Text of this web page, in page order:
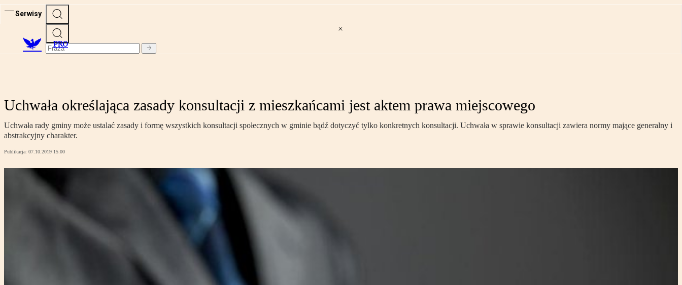
Serwisy
PRO
Uchwała określająca zasady konsultacji z mieszkańcami jest aktem prawa miejscowego
Uchwała rady gminy może ustalać zasady i formę wszystkich konsultacji społecznych w gminie bądź dotyczyć tylko konkretnych konsultacji. Uchwała w sprawie konsultacji zawiera normy mające generalny i
abstrakcyjny charakter.
Publikacja: 07.10.2019 15:00